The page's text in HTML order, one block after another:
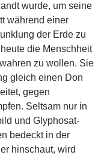
wurde, um seine
während einer
der Erde zu
die Menschheit
zu wollen. Sie
gleich einen Don
gegen
Seltsam nur in
und Glyphosat-
bedeckt in der
hinschaut, wird